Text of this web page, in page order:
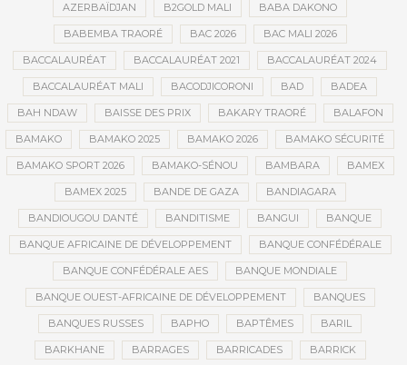
AZERBAÏDJAN B2GOLD MALI BABA DAKONO
BABEMBA TRAORÉ BAC 2026 BAC MALI 2026
BACCALAURÉAT BACCALAURÉAT 2021 BACCALAURÉAT 2024
BACCALAURÉAT MALI BACODJICORONI BAD BADEA
BAH NDAW BAISSE DES PRIX BAKARY TRAORÉ BALAFON
BAMAKO BAMAKO 2025 BAMAKO 2026 BAMAKO SÉCURITÉ
BAMAKO SPORT 2026 BAMAKO-SÉNOU BAMBARA BAMEX
BAMEX 2025 BANDE DE GAZA BANDIAGARA
BANDIOUGOU DANTÉ BANDITISME BANGUI BANQUE
BANQUE AFRICAINE DE DÉVELOPPEMENT BANQUE CONFÉDÉRALE
BANQUE CONFÉDÉRALE AES BANQUE MONDIALE
BANQUE OUEST-AFRICAINE DE DÉVELOPPEMENT BANQUES
BANQUES RUSSES BAPHO BAPTÊMES BARIL
BARKHANE BARRAGES BARRICADES BARRICK